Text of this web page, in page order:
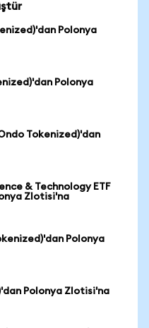
Polonya
Polonya
Tokenized)'dan
& Technology ETF
Zlotisi'na
Polonya
Polonya Zlotisi'na